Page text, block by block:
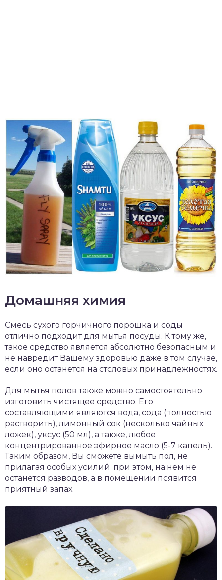
Домашняя химия
Смесь сухого горчичного порошка и соды
отлично подходит для мытья посуды. К тому же,
такое средство является абсолютно безопасным и
не навредит Вашему здоровью даже в том случае,
если оно останется на столовых принадлежностях.
Для мытья полов также можно самостоятельно
изготовить чистящее средство. Его
составляющими являются вода, сода (полностью
растворить), лимонный сок (несколько чайных
ложек), уксус (50 мл), а также, любое
концентрированное эфирное масло (5-7 капель).
Таким образом, Вы сможете вымыть пол, не
прилагая особых усилий, при этом, на нём не
останется разводов, а в помещении появится
приятный запах.